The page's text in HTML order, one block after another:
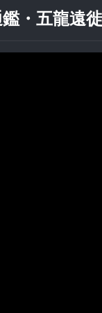
・五龍遠